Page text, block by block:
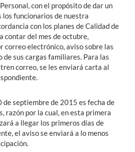
con el propósito de dar un
los funcionarios de nuestra
con los planes de Calidad de
contar del mes de octubre,
correo electrónico, aviso sobre las
de sus cargas familiares. Para las
correo, se les enviará carta al
de septiembre de 2015 es fecha de
razón por la cual, en esta primera
a llegar los primeros días de
el aviso se enviará a lo menos